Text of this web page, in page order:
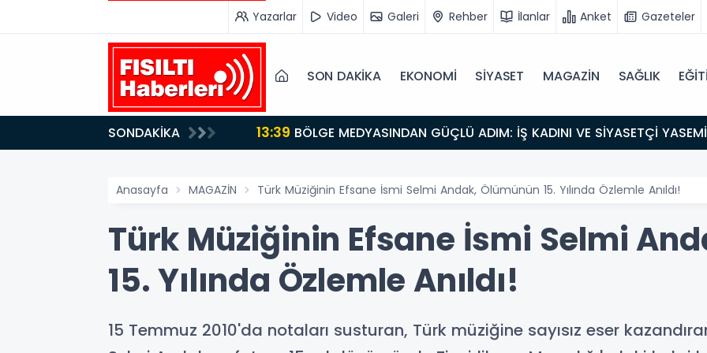
Yazarlar Video Galeri Rehber İlanlar Anket Gazeteler
SON DAKİKA EKONOMİ SİYASET MAGAZİN SAĞLIK
SONDAKİKA 13:39
KOLLARINDA!
Anasayfa MAGAZİN Türk Müziğinin Efsane İsmi Selmi Andak, Ölümünün 15. Yılında Özlemle Anıldı!
Türk Müziğinin Efsane İsmi Selmi
15. Yılında Özlemle Anıldı!
15 Temmuz 2010'da notaları susturan, Türk müziğine sayısız eser